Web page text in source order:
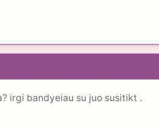
irgi bandyeiau su juo susitikt .